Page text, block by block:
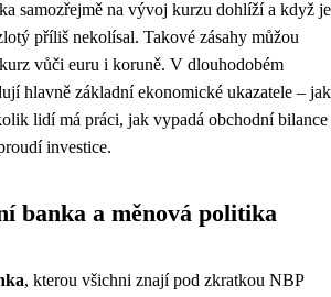
samozřejmě na vývoj kurzu dohlíží a když je
příliš nekolísal. Takové zásahy můžou
vůči euru i koruně. V dlouhodobém
hlavně základní ekonomické ukazatele – jak
lidí má práci, jak vypadá obchodní bilance
investice.
banka a měnová politika
, kterou všichni znají pod zkratkou NBP